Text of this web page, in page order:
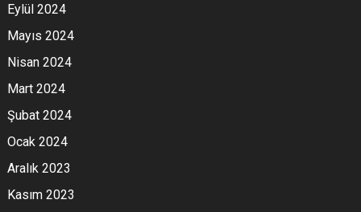
Eylül 2024
Mayıs 2024
Nisan 2024
Mart 2024
Şubat 2024
Ocak 2024
Aralık 2023
Kasım 2023